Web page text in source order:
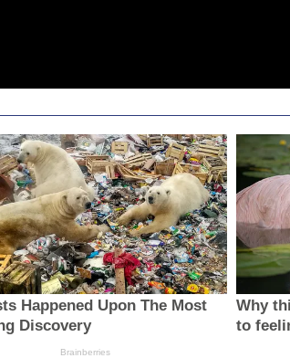
Happened Upon The Most
Discovery
Brainberries
Why
to